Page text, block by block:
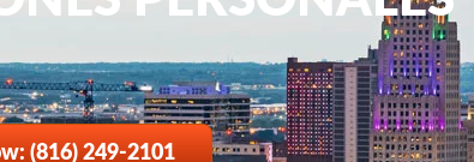
(816) 249-2101